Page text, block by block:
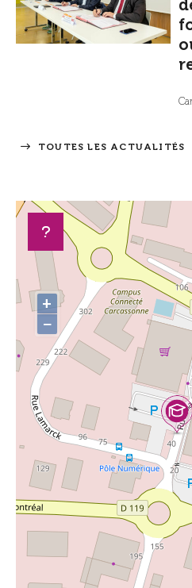
TOUTES LES ACTUALITÉS
+
−